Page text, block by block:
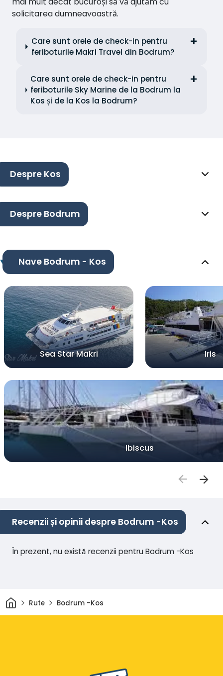
solicitarea dumneavoastră.
Care sunt orele de check-in pentru
feriboturile Makri Travel din Bodrum?
Care sunt orele de check-in pentru
feriboturile Sky Marine de la Bodrum la
Kos și de la Kos la Bodrum?
Despre Kos
Despre Bodrum
Nave Bodrum - Kos
Sea Star Makri Iris
Ibiscus
Recenzii și opinii despre Bodrum -Kos
În prezent, nu există recenzii pentru Bodrum -Kos
AcasăRute Bodrum -Kos